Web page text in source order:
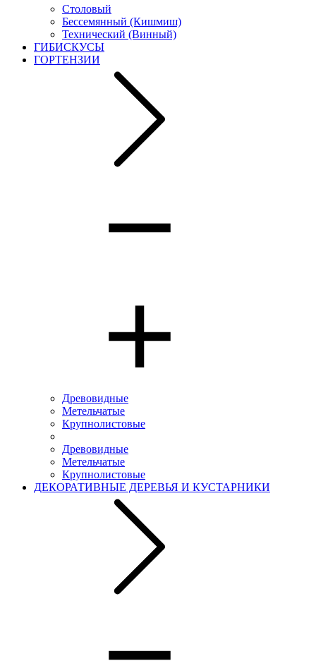
Столовый
Бессемянный (Кишмиш)
Технический (Винный)
ГИБИСКУСЫ
ГОРТЕНЗИИ
Древовидные
Метельчатые
Крупнолистовые
Древовидные
Метельчатые
Крупнолистовые
ДЕКОРАТИВНЫЕ ДЕРЕВЬЯ И КУСТАРНИКИ